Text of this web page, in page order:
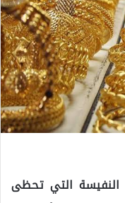
النفيسة التي تحظى